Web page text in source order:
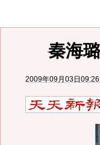
秦海
2009年09月03日09:26